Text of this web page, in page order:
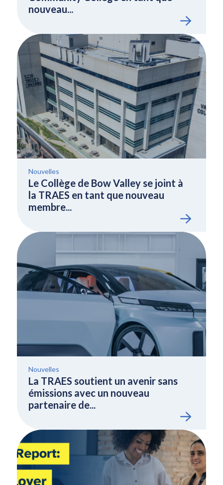
nouveau...
Nouvelles
Le Collège de Bow Valley se joint à
la TRAES en tant que nouveau
membre...
Nouvelles
La TRAES soutient un avenir sans
émissions avec un nouveau
partenaire de...